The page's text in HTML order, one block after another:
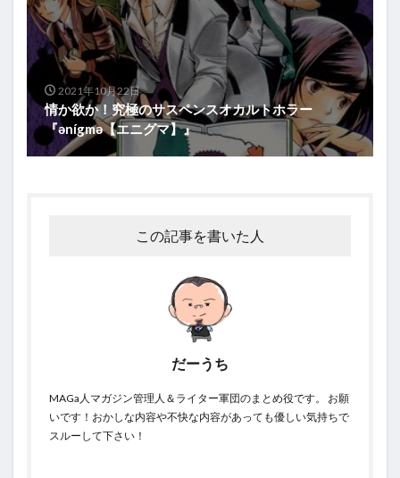
2021年10月22日
情か欲か！究極のサスペンスオカルトホラー
『ǝnígmǝ【エニグマ】』
この記事を書いた人
だーうち
MAGa人マガジン管理人＆ライター軍団のまとめ役です。 お願
いです！おかしな内容や不快な内容があっても優しい気持ちで
スルーして下さい！